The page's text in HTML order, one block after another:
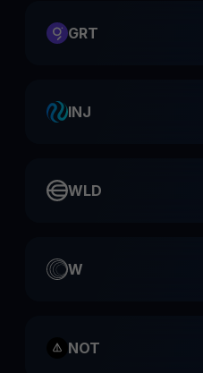
GRT
INJ
WLD
W
NOT